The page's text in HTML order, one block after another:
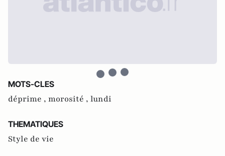
MOTS-CLES
déprime , morosité , lundi
THEMATIQUES
Style de vie